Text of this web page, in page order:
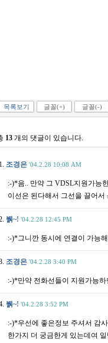
목록보기 글꼴(+) 글꼴(-)
13 개의 댓글이 있습니다.
1. 조경은 '04.2.28 10:08 AM
:-)*음.. 만약 그 VDSL지원가능
이선은 된다해서 그선을 끌어서
뷁~! '04.2.28 12:45 PM
:-)*그니깐 동시에 연결이 가능
조경은 '04.2.28 3:40 PM
:-)*만약 전화선들이 지원가능
뷁~! '04.2.28 3:52 PM
:-)*우선에 좋은정보 주셔서 감
한가지 더 궁금한게 있는데여